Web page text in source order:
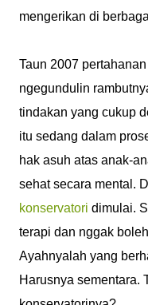
mengerikan di
Taun 2007
ngegundulin
tindakan yang cukup
itu sedang dalam
hak asuh atas anak-
sehat secara mental.
konservatori dimulai.
terapi dan nggak
Ayahnyalah yang
Harusnya sementara.